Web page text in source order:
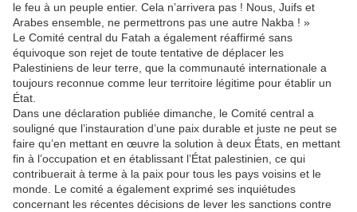
le feu à un peuple entier. Cela n’arrivera pas ! Nous, Juifs et
Arabes ensemble, ne permettrons pas une autre Nakba ! »
Le Comité central du Fatah a également réaffirmé sans
équivoque son rejet de toute tentative de déplacer les
Palestiniens de leur terre, que la communauté internationale a
toujours reconnue comme leur territoire légitime pour établir un
État.
Dans une déclaration publiée dimanche, le Comité central a
souligné que l’instauration d’une paix durable et juste ne peut se
faire qu’en mettant en œuvre la solution à deux États, en mettant
fin à l’occupation et en établissant l’État palestinien, ce qui
contribuerait à terme à la paix pour tous les pays voisins et le
monde. Le comité a également exprimé ses inquiétudes
concernant les récentes décisions de lever les sanctions contre